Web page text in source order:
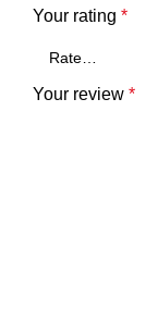
Your rating *
Your review *